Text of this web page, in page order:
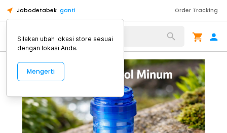
Jabodetabek ganti Order Tracking
Alat Kopi
Silakan ubah lokasi store sesuai
dengan lokasi Anda.
Mengerti